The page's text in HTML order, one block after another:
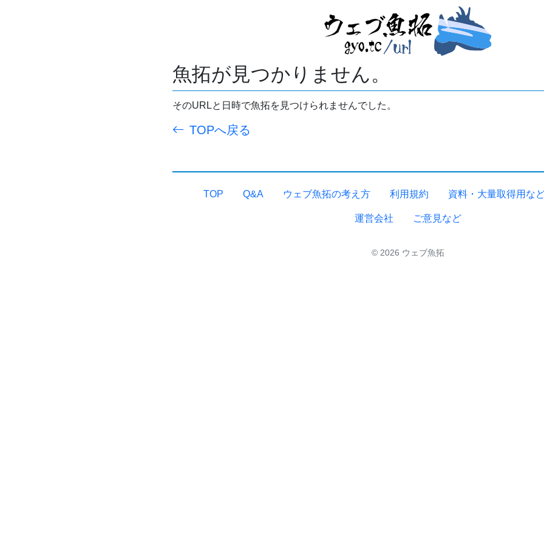
魚拓が見つかりません。
そのURLと日時で魚拓を見つけられませんでした。
TOPへ戻る
TOP Q&A ウェブ魚拓の考え方 利用規約 資料・大量取得用な
運営会社 ご意見など
© 2026 ウェブ魚拓